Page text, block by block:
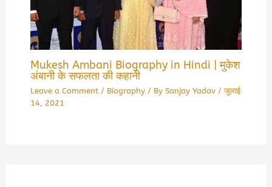
Mukesh Ambani Biography in Hindi | मुकेश
अंबानी के सफलता की कहानी
Leave a Comment / Biography/ By Sanjay Yadav /जुलाई
14, 2021